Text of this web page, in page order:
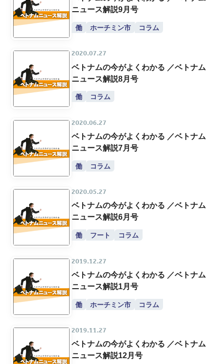
ニュース解説9月号
働 ホーチミン市 コラム
2020.07.27
ベトナムの今がよくわかる ／ベトナム
ニュース解説8月号
働 コラム
2020.06.27
ベトナムの今がよくわかる ／ベトナム
ニュース解説7月号
働 コラム
2020.05.27
ベトナムの今がよくわかる ／ベトナム
ニュース解説6月号
働 フート コラム
2019.12.27
ベトナムの今がよくわかる ／ベトナム
ニュース解説1月号
働 ホーチミン市 コラム
2019.11.27
ベトナムの今がよくわかる ／ベトナム
ニュース解説12月号